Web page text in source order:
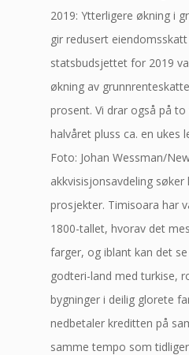
2019: Ytterligere økning i
gir redusert
statsbudsjettet for 2019
økning av
prosent. Vi drar også på
halvåret pluss ca. en ukes
Foto: Johan Wessman/
akkvisisjonsavdeling
prosjekter. Timisoara har
1800-tallet, hvorav det
farger, og iblant kan det
godteri-land med turkise,
bygninger i deilig glorete
nedbetaler kreditten på
samme tempo som